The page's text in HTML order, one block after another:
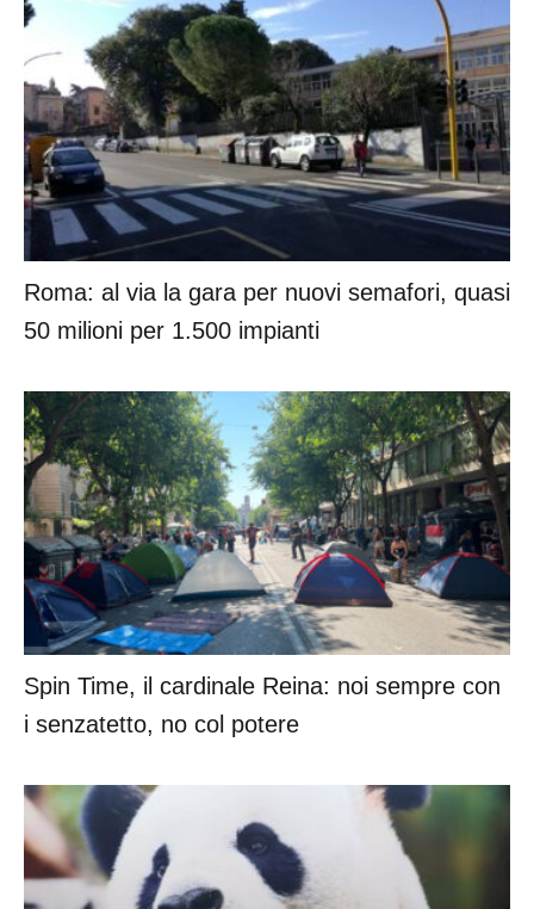
Roma: al via la gara per nuovi semafori, quasi
50 milioni per 1.500 impianti
Spin Time, il cardinale Reina: noi sempre con
i senzatetto, no col potere